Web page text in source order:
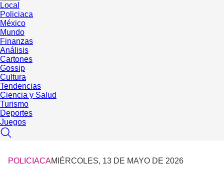
Local
Policiaca
México
Mundo
Finanzas
Análisis
Cartones
Gossip
Cultura
Tendencias
Ciencia y Salud
Turismo
Deportes
Juegos
POLICIACAMIÉRCOLES, 13 DE MAYO DE 2026